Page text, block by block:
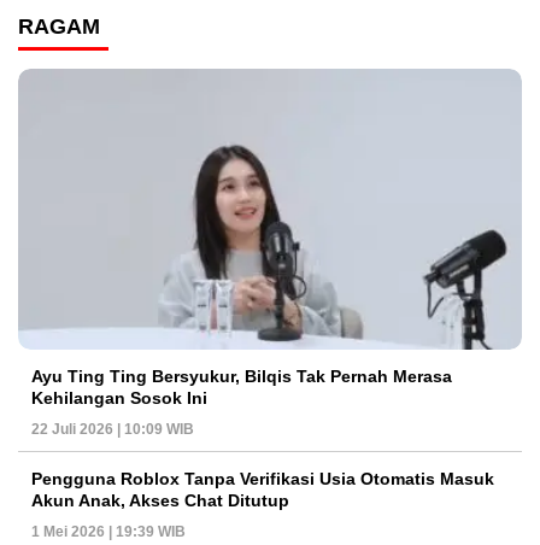
RAGAM
Ayu Ting Ting Bersyukur, Bilqis Tak Pernah Merasa
Kehilangan Sosok Ini
22 Juli 2026 | 10:09 WIB
Pengguna Roblox Tanpa Verifikasi Usia Otomatis Masuk
Akun Anak, Akses Chat Ditutup
1 Mei 2026 | 19:39 WIB